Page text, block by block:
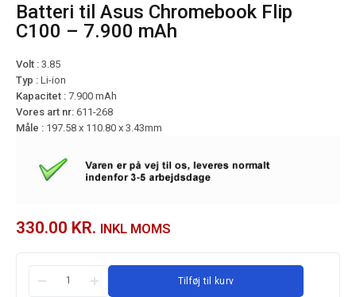
Batteri til Asus Chromebook Flip
C100 – 7.900 mAh
Volt : 3.85
Typ : Li-ion
Kapacitet : 7.900 mAh
Vores art nr: 611-268
Måle : 197.58 x 110.80 x 3.43mm
330.00 KR. INKL MOMS
Tilføj til kurv